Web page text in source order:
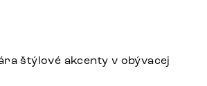
štýlové akcenty v obývacej